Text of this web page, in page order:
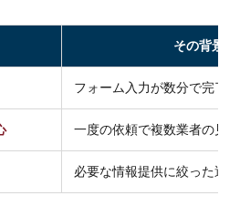
その背景
フォーム入力が数分で完了
一度の依頼で複数業者の見
必要な情報提供に絞った運